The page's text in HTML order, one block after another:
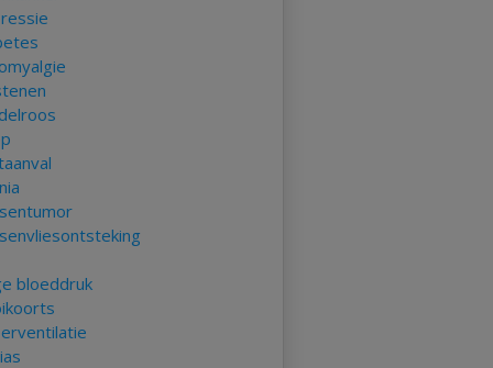
bloeddruk